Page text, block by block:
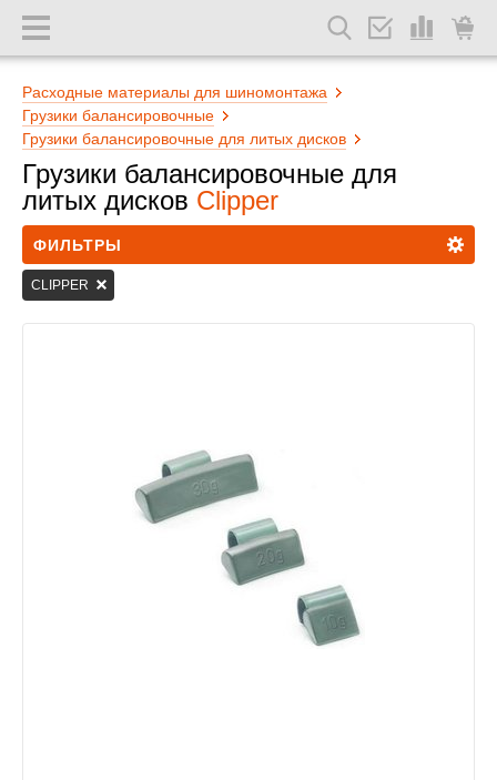
Расходные материалы для шиномонтажа
Грузики балансировочные
Грузики балансировочные для литых дисков
Грузики балансировочные для
литых дисков Clipper
ФИЛЬТРЫ
CLIPPER